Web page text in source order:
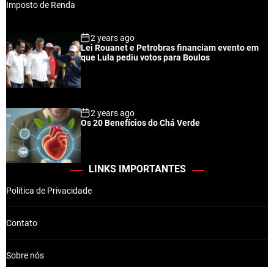
2 years ago
Lei Rouanet e Petrobras financiam evento em
que Lula pediu votos para Boulos
2 years ago
Os 20 Benefícios do Chá Verde
LINKS IMPORTANTES
Política de Privacidade
Contato
Sobre nós